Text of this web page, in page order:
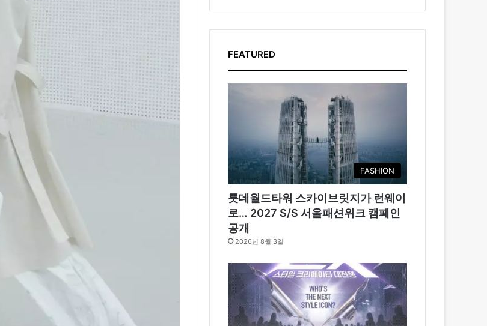
FEATURED
FASHION
롯데월드타워 스카이브릿지가 런웨이
로… 2027 S/S 서울패션위크 캠페인
공개
2026년 8월 3일